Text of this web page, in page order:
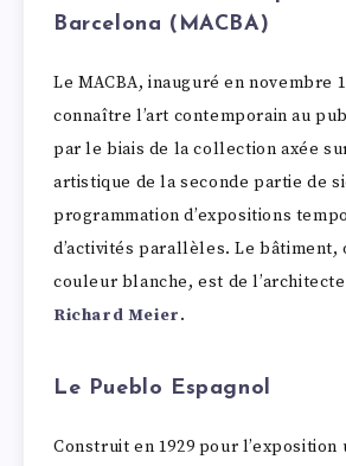
Barcelona (MACBA)
Le MACBA, inauguré en novembre
connaître l’art contemporain au
par le biais de la collection axée
artistique de la seconde partie de
programmation d’expositions
d’activités parallèles. Le bâtiment,
couleur blanche, est de
Richard Meier.
Le Pueblo Espagnol
Construit en 1929 pour